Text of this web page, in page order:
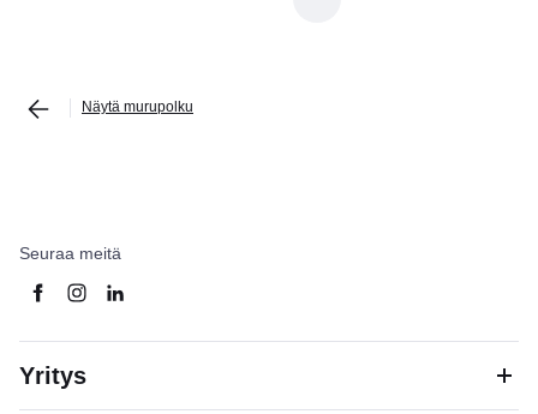
Näytä murupolku
Seuraa meitä
Yritys